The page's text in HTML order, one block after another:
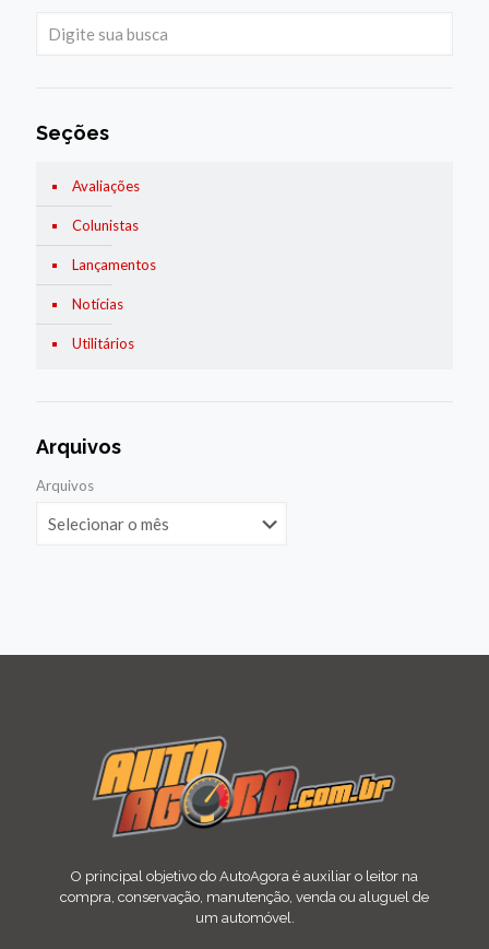
Seções
Avaliações
Colunistas
Lançamentos
Notícias
Utilitários
Arquivos
Arquivos
O principal objetivo do AutoAgora é auxiliar o leitor na
compra, conservação, manutenção, venda ou aluguel de
um automóvel.